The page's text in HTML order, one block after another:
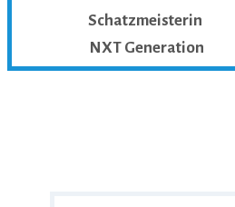
Schatzmeisterin
NXT Generation